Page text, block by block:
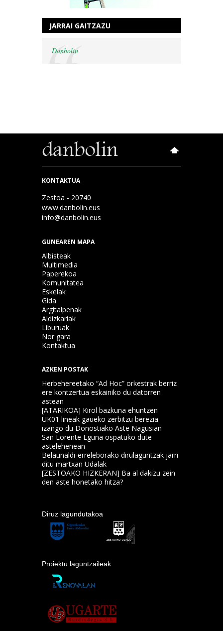
JARRAI GAITZAZU
Danbolin
KONTAKTUA
Zestoa - 20740
www.danbolin.eus
info@danbolin.eus
GUNEAREN MAPA
Albisteak
Multimedia
Paperekoa
Komunitatea
Eskelak
Gida
Argitalpenak
Aldizkariak
Liburuak
Nor gara
Kontaktua
AZKEN POSTAK
Herbehereetako “Ad Hoc” orkestrak berriz
ere kontzertua eskainiko du datorren
astean
[ATARIKOA] Kirol bazkuna ehuntzen
UK01 lineak gaueko zerbitzu berezia
izango du Donostiako Aste Nagusian
San Lorente Eguna ospatuko dute
astelehenean
Belaunaldi-erreleborako dirulaguntzak jarri
ditu martxan Udalak
[ZESTOAKO HIZKERAN] Ba al dakizu zein
den aste honetako hitza?
Diruz lagundutakoa
Proiektu laguntzaileak